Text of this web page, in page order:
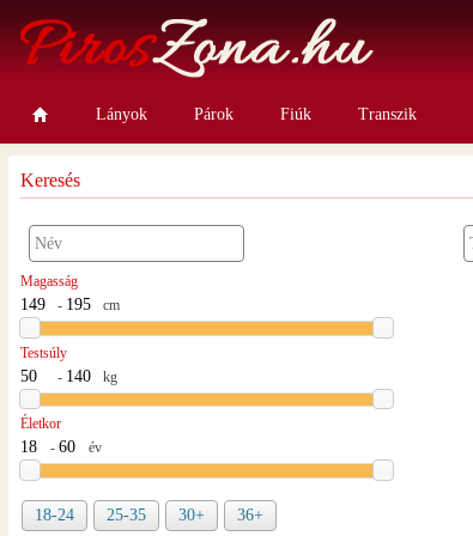
Lányok Párok Fiúk Transzik
Keresés
Magasság
-
cm
Testsúly
-
kg
Életkor
-
év
18-24 25-35 30+ 36+